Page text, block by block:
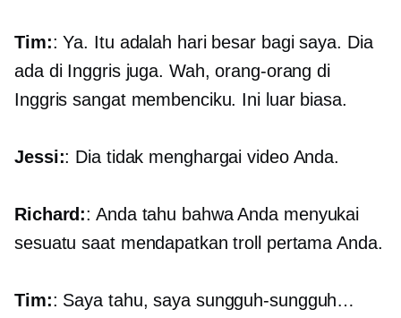
Tim:: Ya. Itu adalah hari besar bagi saya. Dia
ada di Inggris juga. Wah, orang-orang di
Inggris sangat membenciku. Ini luar biasa.
Jessi:: Dia tidak menghargai video Anda.
Richard:: Anda tahu bahwa Anda menyukai
sesuatu saat mendapatkan troll pertama Anda.
Tim:: Saya tahu, saya sungguh-sungguh…